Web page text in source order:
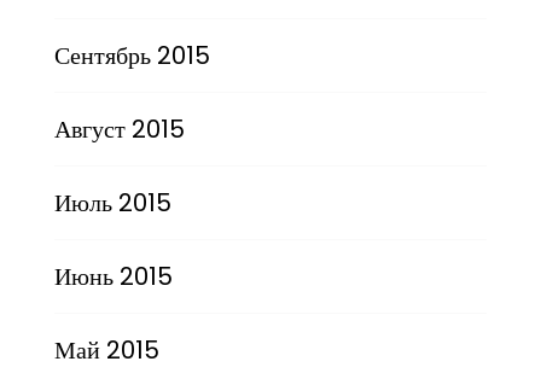
Сентябрь 2015
Август 2015
Июль 2015
Июнь 2015
Май 2015